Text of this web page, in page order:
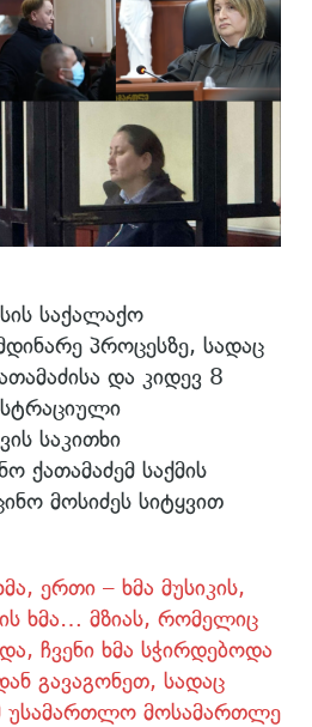
საქალაქო
პროცესზე, სადაც
და კიდევ 8
საკითხი
ქათამაძემ საქმის
მოსიძეს სიტყვით
ერთი – ხმა მუსიკის,
ხმა… მზიას, რომელიც
ჩვენი ხმა სჭირდებოდა
გავაგონეთ, სადაც
უსამართლო მოსამართლე